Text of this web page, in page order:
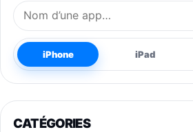
Nom de l’application
iPhone iPad
CATÉGORIES